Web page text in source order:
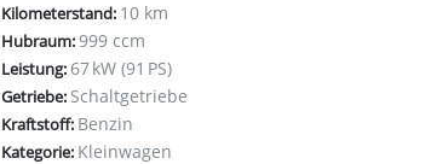
Kilometerstand: 10 km
Hubraum:999 ccm
Leistung:67 kW (91 PS)
Getriebe: Schaltgetriebe
Kraftstoff: Benzin
Kategorie: Kleinwagen